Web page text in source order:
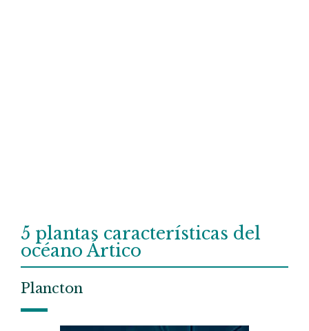
5 plantas características del
océano Ártico
Plancton